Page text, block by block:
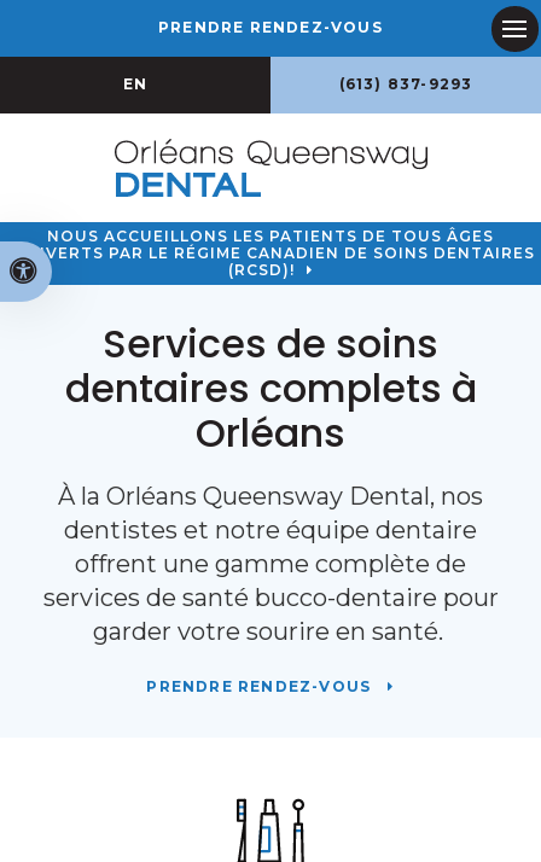
Version accessible
EN
(613) 837-9293
PRENDRE RENDEZ-VOUS
NOUS ACCUEILLONS LES PATIENTS DE TOUS ÂGES
COUVERTS PAR LE RÉGIME CANADIEN DE SOINS DENTAIRES
(RCSD)!
Services de soins
dentaires complets à
Orléans
À la Orléans Queensway Dental, nos
dentistes et notre équipe dentaire
offrent une gamme complète de
services de santé bucco-dentaire pour
garder votre sourire en santé.
PRENDRE RENDEZ-VOUS